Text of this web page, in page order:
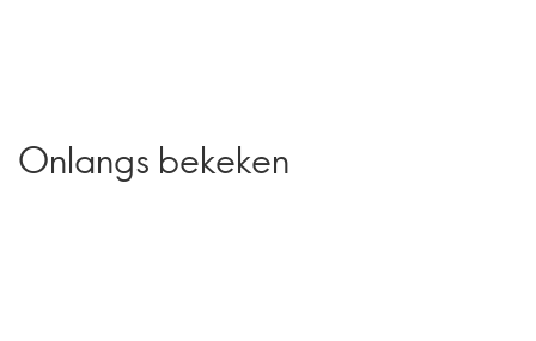
Onlangs bekeken